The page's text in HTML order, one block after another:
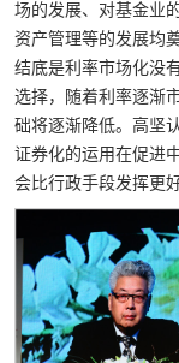
场的发展、对基金业
资产管理等的发展均
结底是利率市场化没
选择，随着利率逐渐
础将逐渐降低。高坚
证券化的运用在促进
会比行政手段发挥更